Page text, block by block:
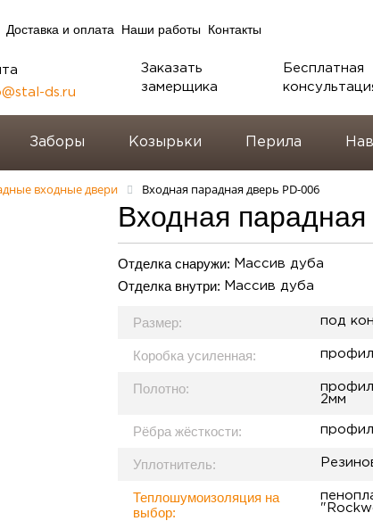
Доставка и оплата Наши работы Контакты
ds.ru
Заказать
замерщика
Бесплатная
Заборы Козырьки Перила
входные двери Входная парадная дверь PD-006
Входная
Отделка снаружи: Массив дуба
Отделка внутри: Массив дуба
Размер: под
Коробка усиленная:
Полотно:
2мм
Рёбра жёсткости:
Уплотнитель:
Теплошумоизоляция на
выбор: